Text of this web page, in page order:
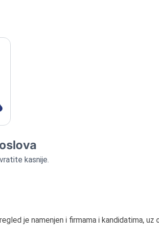
kasnije.
je namenjen i firmama i kandidatima,